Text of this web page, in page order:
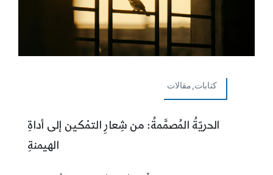
كتابات,مقالات
الحريّةُ المُصمَّمةُ: من شِعارِ التمْكين إلى أداةِ
الهيمنةِ